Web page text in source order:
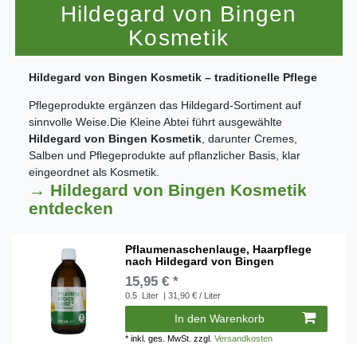
Hildegard von Bingen
Kosmetik
Hildegard von Bingen Kosmetik – traditionelle Pflege
Pflegeprodukte ergänzen das Hildegard-Sortiment auf
sinnvolle Weise.Die Kleine Abtei führt ausgewählte
Hildegard von Bingen Kosmetik, darunter Cremes,
Salben und Pflegeprodukte auf pflanzlicher Basis, klar
eingeordnet als Kosmetik.
→ Hildegard von Bingen Kosmetik
entdecken
Pflaumenaschenlauge, Haarpflege
nach Hildegard von Bingen
15,95 € *
0.5 Liter | 31,90 € / Liter
In den Warenkorb
*inkl. ges. MwSt. zzgl.Versandkosten